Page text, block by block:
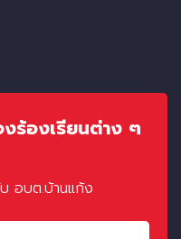
ร้องเรียนต่าง ๆ
อบต.บ้านแก้ง